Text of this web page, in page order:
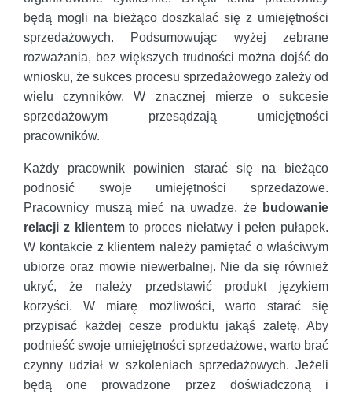
będą mogli na bieżąco doszkalać się z umiejętności
sprzedażowych. Podsumowując wyżej zebrane
rozważania, bez większych trudności można dojść do
wniosku, że sukces procesu sprzedażowego zależy od
wielu czynników. W znacznej mierze o sukcesie
sprzedażowym przesądzają umiejętności
pracowników.
Każdy pracownik powinien starać się na bieżąco
podnosić swoje umiejętności sprzedażowe.
Pracownicy muszą mieć na uwadze, że budowanie
relacji z klientemto proces niełatwy i pełen pułapek.
W kontakcie z klientem należy pamiętać o właściwym
ubiorze oraz mowie niewerbalnej. Nie da się również
ukryć, że należy przedstawić produkt językiem
korzyści. W miarę możliwości, warto starać się
przypisać każdej cesze produktu jakąś zaletę. Aby
podnieść swoje umiejętności sprzedażowe, warto brać
czynny udział w szkoleniach sprzedażowych. Jeżeli
będą one prowadzone przez doświadczoną i